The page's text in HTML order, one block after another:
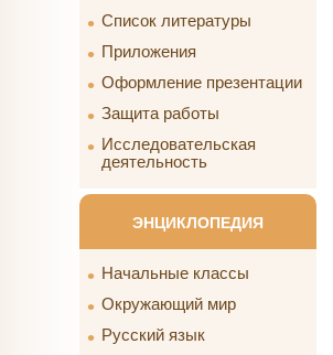
Список литературы
Приложения
Оформление презентации
Защита работы
Исследовательская
деятельность
ЭНЦИКЛОПЕДИЯ
Начальные классы
Окружающий мир
Русский язык